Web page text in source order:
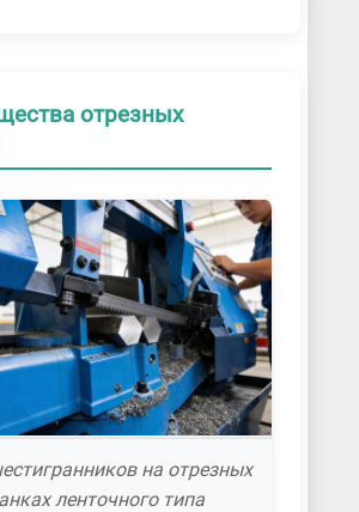
отрезных
на отрезных
ленточного типа